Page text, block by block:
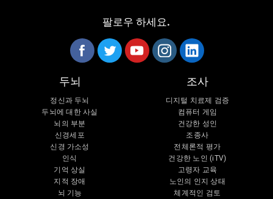
팔로우 하세요.
두뇌
정신과 두뇌
두뇌에 대한 사실
뇌의 부분
신경세포
신경 가소성
인식
기억 상실
지적 장애
뇌 기능
조사
디지털 치료제 검증
컴퓨터 게임
건강한 성인
조종사
전체론적 평가
건강한 노인 (iTV)
고령자 교육
노인의 인지 상태
체계적인 검토